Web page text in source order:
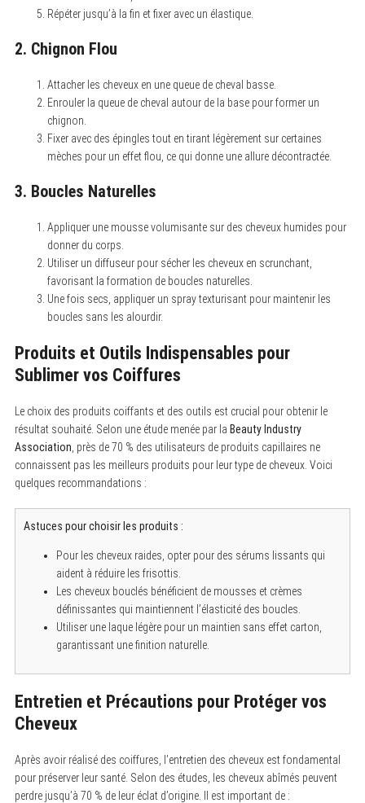
Répéter jusqu’à la fin et fixer avec un élastique.
2. Chignon Flou
Attacher les cheveux en une queue de cheval basse.
Enrouler la queue de cheval autour de la base pour former un
chignon.
Fixer avec des épingles tout en tirant légèrement sur certaines
mèches pour un effet flou, ce qui donne une allure décontractée.
3. Boucles Naturelles
Appliquer une mousse volumisante sur des cheveux humides pour
donner du corps.
Utiliser un diffuseur pour sécher les cheveux en scrunchant,
favorisant la formation de boucles naturelles.
Une fois secs, appliquer un spray texturisant pour maintenir les
boucles sans les alourdir.
Produits et Outils Indispensables pour
Sublimer vos Coiffures
Le choix des produits coiffants et des outils est crucial pour obtenir le
résultat souhaité. Selon une étude menée par la Beauty Industry
Association , près de 70 % des utilisateurs de produits capillaires ne
connaissent pas les meilleurs produits pour leur type de cheveux. Voici
quelques recommandations :
Astuces pour choisir les produits :
Pour les cheveux raides, opter pour des sérums lissants qui
aident à réduire les frisottis.
Les cheveux bouclés bénéficient de mousses et crèmes
définissantes qui maintiennent l’élasticité des boucles.
Utiliser une laque légère pour un maintien sans effet carton,
garantissant une finition naturelle.
Entretien et Précautions pour Protéger vos
Cheveux
Après avoir réalisé des coiffures, l’entretien des cheveux est fondamental
pour préserver leur santé. Selon des études, les cheveux abîmés peuvent
perdre jusqu’à 70 % de leur éclat d’origine. Il est important de :
o
: